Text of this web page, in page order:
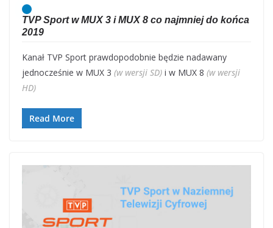
TVP Sport w MUX 3 i MUX 8 co najmniej do końca
2019
Kanał TVP Sport prawdopodobnie będzie nadawany
jednocześnie w MUX 3 (w wersji SD) i w MUX 8 (w wersji
HD)
Read More